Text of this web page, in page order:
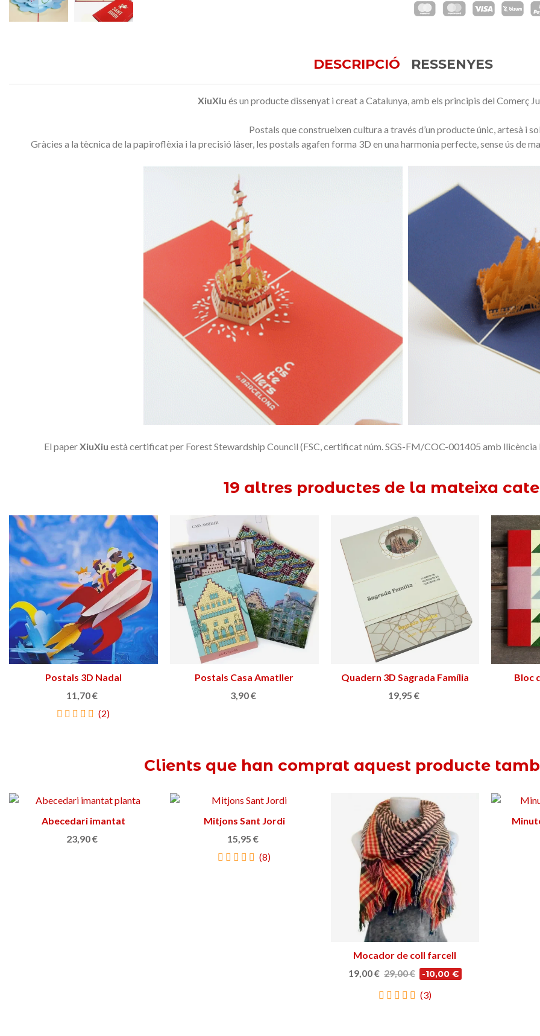
DESCRIPCIÓ RESSENYES
XiuXiu és un producte dissenyat i creat a Catalunya, amb els principis del Comerç
Postals que construeixen cultura a través d’un producte únic, artesà i
Gràcies a la tècnica de la papiroflèxia i la precisió làser, les postals agafen forma 3D en una harmonia perfecte, sense ús de
El paperXiuXiu està certificat per Forest Stewardship Council (FSC, certificat núm. SGS-FM/COC-001405 amb llicència
19 altres productes de la mateixa
Triar opció
Postals 3D Nadal
11,70 €
(2)
Afegir a la cistella
Postals Casa Amatller
3,90 €
Afegir a la cistella
Quadern 3D Sagrada Família
19,95 €
Bloc
Clients que han comprat aquest producte
Afegir a la cistella
Abecedari imantat
23,90 €
Triar opció
Mitjons Sant Jordi
15,95 €
(8)
Triar opció
Mocador de coll farcell
19,00 € 29,00 € -10,00 €
(3)